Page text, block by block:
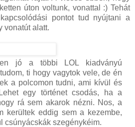
úton voltunk, vonattal :) Tehát
pontot tud nyújtani a
vonatút alatt.
jó a többi LOL kiadványú
ti hogy vagytok vele, de én
a polcomon tudni, ami kívül és
egy történet csodás, ha a
rá sem akarok nézni. Nos, a
kerültek eddig sem a kezembe,
csúnyácskák szegénykéim.